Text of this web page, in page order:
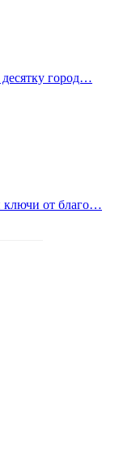
город…
ключи от благо…